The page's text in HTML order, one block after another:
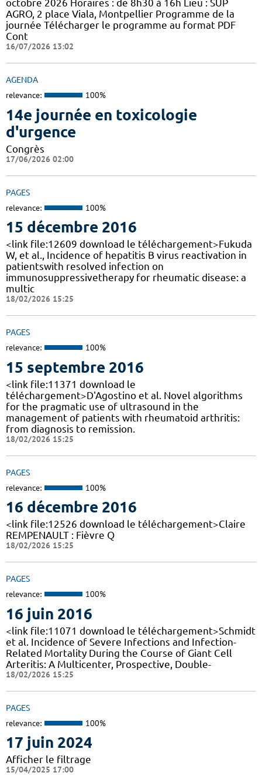
octobre 2026 Horaires : de 8h30 à 16h Lieu : SUP
AGRO, 2 place Viala, Montpellier Programme de la
journée Télécharger le programme au format PDF
Cont
16/07/2026 13:02
AGENDA
relevance: 100%
14e journée en toxicologie
d'urgence
Congrès
17/06/2026 02:00
PAGES
relevance: 100%
15 décembre 2016
<link file:12609 download le téléchargement>Fukuda
W, et al., Incidence of hepatitis B virus reactivation in
patientswith resolved infection on
immunosuppressivetherapy for rheumatic disease: a
multic
18/02/2026 15:25
PAGES
relevance: 100%
15 septembre 2016
<link file:11371 download le
téléchargement>D'Agostino et al. Novel algorithms
for the pragmatic use of ultrasound in the
management of patients with rheumatoid arthritis:
from diagnosis to remission.
18/02/2026 15:25
PAGES
relevance: 100%
16 décembre 2016
<link file:12526 download le téléchargement>Claire
REMPENAULT : Fièvre Q
18/02/2026 15:25
PAGES
relevance: 100%
16 juin 2016
<link file:11071 download le téléchargement>Schmidt
et al. Incidence of Severe Infections and Infection-
Related Mortality During the Course of Giant Cell
Arteritis: A Multicenter, Prospective, Double-
18/02/2026 15:25
PAGES
relevance: 100%
17 juin 2024
Afficher le filtrage
15/04/2025 17:00